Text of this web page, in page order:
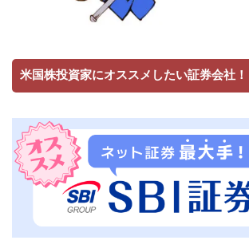
米国株投資家にオススメしたい証券会社！